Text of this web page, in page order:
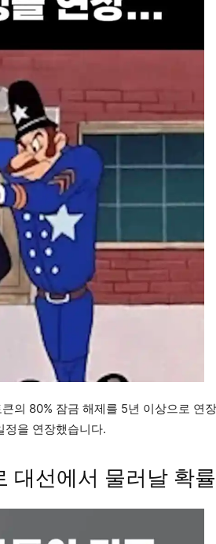
의 80% 잠금 해제를 5년 이상으로
정을 연장했습니다.
대선에서 물러날 확